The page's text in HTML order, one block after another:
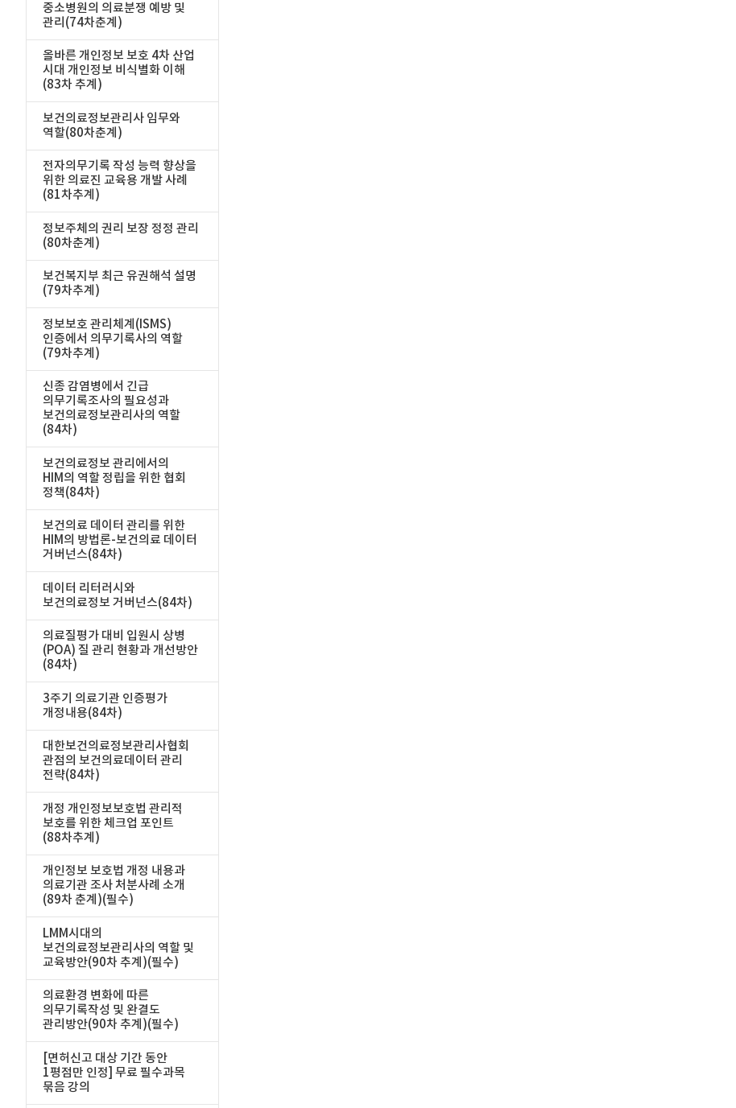
중소병원의 의료분쟁 예방 및
관리(74차춘계)
올바른 개인정보 보호 4차 산업
시대 개인정보 비식별화 이해
(83차 추계)
보건의료정보관리사 임무와
역할(80차춘계)
전자의무기록 작성 능력 향상을
위한 의료진 교육용 개발 사례
(81차추계)
정보주체의 권리 보장 정정 관리
(80차춘계)
보건복지부 최근 유권해석 설명
(79차추계)
정보보호 관리체계(ISMS)
인증에서 의무기록사의 역할
(79차추계)
신종 감염병에서 긴급
의무기록조사의 필요성과
보건의료정보관리사의 역할
(84차)
보건의료정보 관리에서의
HIM의 역할 정립을 위한 협회
정책(84차)
보건의료 데이터 관리를 위한
HIM의 방법론-보건의료 데이터
거버넌스(84차)
데이터 리터러시와
보건의료정보 거버넌스(84차)
의료질평가 대비 입원시 상병
(POA) 질 관리 현황과 개선방안
(84차)
3주기 의료기관 인증평가
개정내용(84차)
대한보건의료정보관리사협회
관점의 보건의료데이터 관리
전략(84차)
개정 개인정보보호법 관리적
보호를 위한 체크업 포인트
(88차추계)
개인정보 보호법 개정 내용과
의료기관 조사 처분사례 소개
(89차 춘계)(필수)
LMM시대의
보건의료정보관리사의 역할 및
교육방안(90차 추계)(필수)
의료환경 변화에 따른
의무기록작성 및 완결도
관리방안(90차 추계)(필수)
[면허신고 대상 기간 동안
1평점만 인정] 무료 필수과목
묶음 강의